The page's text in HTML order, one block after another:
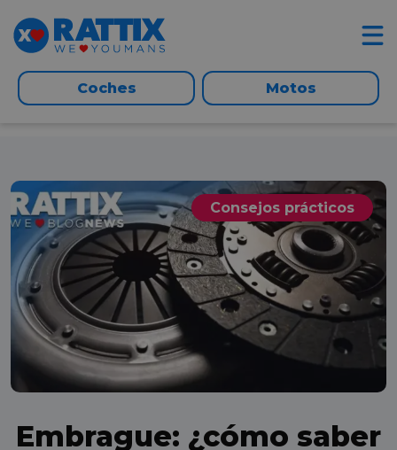
Coches Motos
Consejos prácticos
Embrague: ¿cómo saber